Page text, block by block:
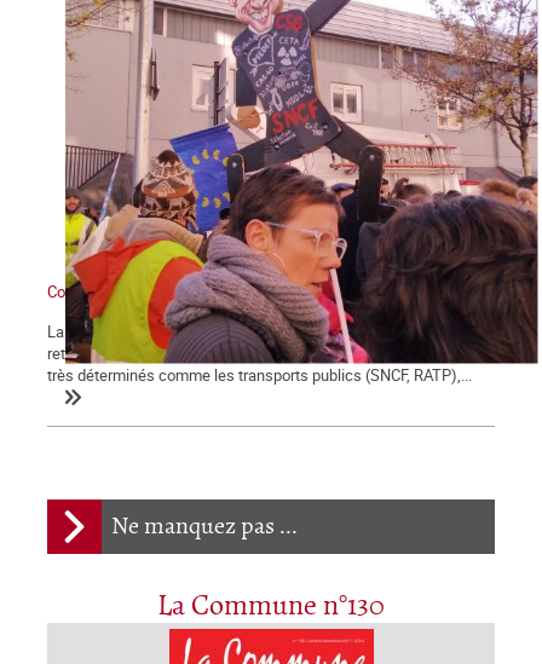
Ne manquez pas ...
La Commune n°130
Contre Macron et sa réforme des retraites : grève générale !
La démonstration de force des salariés contre la réforme des
retraites engagée le 5 décembre se poursuit et certains secteurs
très déterminés comme les transports publics (SNCF, RATP),...